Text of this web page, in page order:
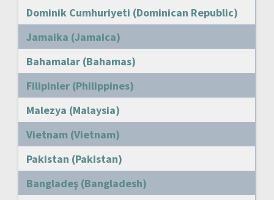
Dominik Cumhuriyeti (Dominican Republic)
Jamaika (Jamaica)
Bahamalar (Bahamas)
Filipinler (Philippines)
Malezya (Malaysia)
Vietnam (Vietnam)
Pakistan (Pakistan)
Bangladeş (Bangladesh)